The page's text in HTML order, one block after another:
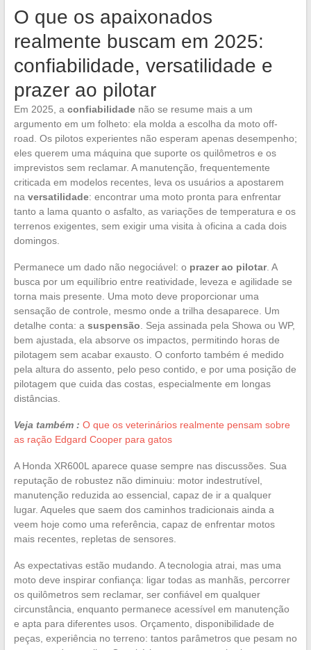
O que os apaixonados
realmente buscam em 2025:
confiabilidade, versatilidade e
prazer ao pilotar
Em 2025, a confiabilidadenão se resume mais a um
argumento em um folheto: ela molda a escolha da moto off-
road. Os pilotos experientes não esperam apenas desempenho;
eles querem uma máquina que suporte os quilômetros e os
imprevistos sem reclamar. A manutenção, frequentemente
criticada em modelos recentes, leva os usuários a apostarem
na versatilidade: encontrar uma moto pronta para enfrentar
tanto a lama quanto o asfalto, as variações de temperatura e os
terrenos exigentes, sem exigir uma visita à oficina a cada dois
domingos.
Permanece um dado não negociável: o prazer ao pilotar. A
busca por um equilíbrio entre reatividade, leveza e agilidade se
torna mais presente. Uma moto deve proporcionar uma
sensação de controle, mesmo onde a trilha desaparece. Um
detalhe conta: a suspensão . Seja assinada pela Showa ou WP,
bem ajustada, ela absorve os impactos, permitindo horas de
pilotagem sem acabar exausto. O conforto também é medido
pela altura do assento, pelo peso contido, e por uma posição de
pilotagem que cuida das costas, especialmente em longas
distâncias.
Veja também : O que os veterinários realmente pensam sobre
as ração Edgard Cooper para gatos
A Honda XR600L aparece quase sempre nas discussões. Sua
reputação de robustez não diminuiu: motor indestrutível,
manutenção reduzida ao essencial, capaz de ir a qualquer
lugar. Aqueles que saem dos caminhos tradicionais ainda a
veem hoje como uma referência, capaz de enfrentar motos
mais recentes, repletas de sensores.
As expectativas estão mudando. A tecnologia atrai, mas uma
moto deve inspirar confiança: ligar todas as manhãs, percorrer
os quilômetros sem reclamar, ser confiável em qualquer
circunstância, enquanto permanece acessível em manutenção
e apta para diferentes usos. Orçamento, disponibilidade de
peças, experiência no terreno: tantos parâmetros que pesam no